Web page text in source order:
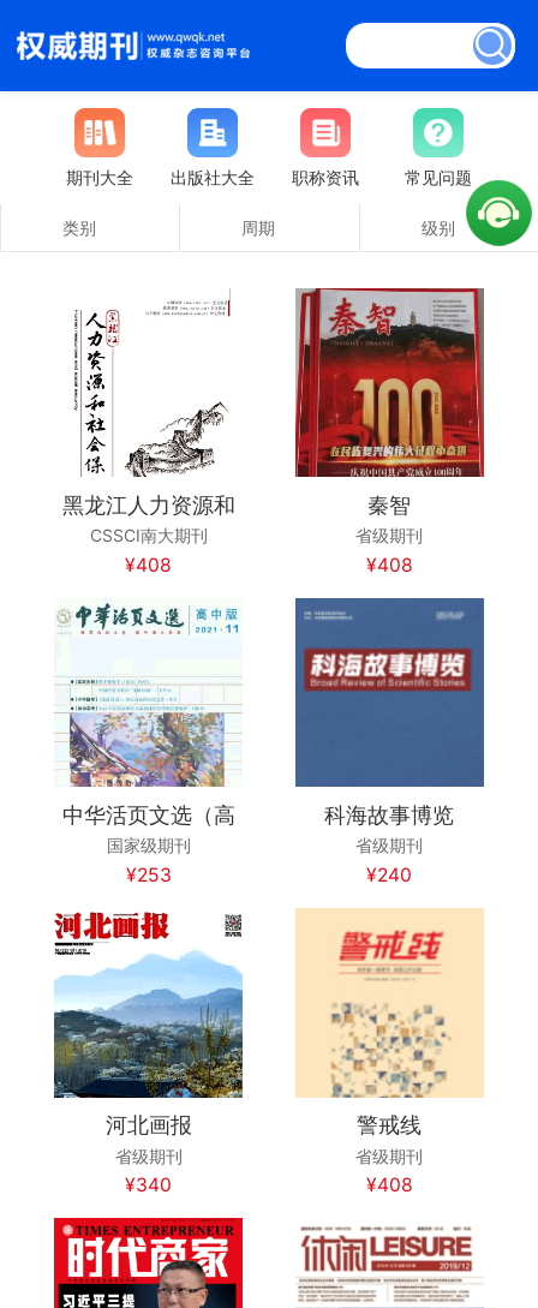
期刊大全 出版社大全 职称资讯 常见问题
类别 周期 级别
黑龙江人力资源和
CSSCI南大期刊
¥408
秦智
省级期刊
¥408
中华活页文选（高
国家级期刊
¥253
科海故事博览
省级期刊
¥240
河北画报
省级期刊
¥340
警戒线
省级期刊
¥408